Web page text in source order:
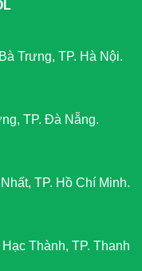
Trưng, TP. Hà Nội.
TP. Đà Nẵng.
TP. Hồ Chí Minh.
Thành, TP. Thanh